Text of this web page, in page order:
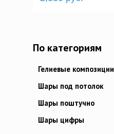
По категориям
Гелиевые композиции
Шары под потолок
Шары поштучно
Шары цифры